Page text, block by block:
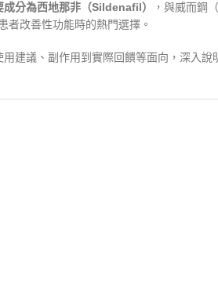
分為西地那非（Sildenafil）
，與威而鋼
者改善性功能時的熱門選擇。
建議、副作用到實際回饋等面向，深入說